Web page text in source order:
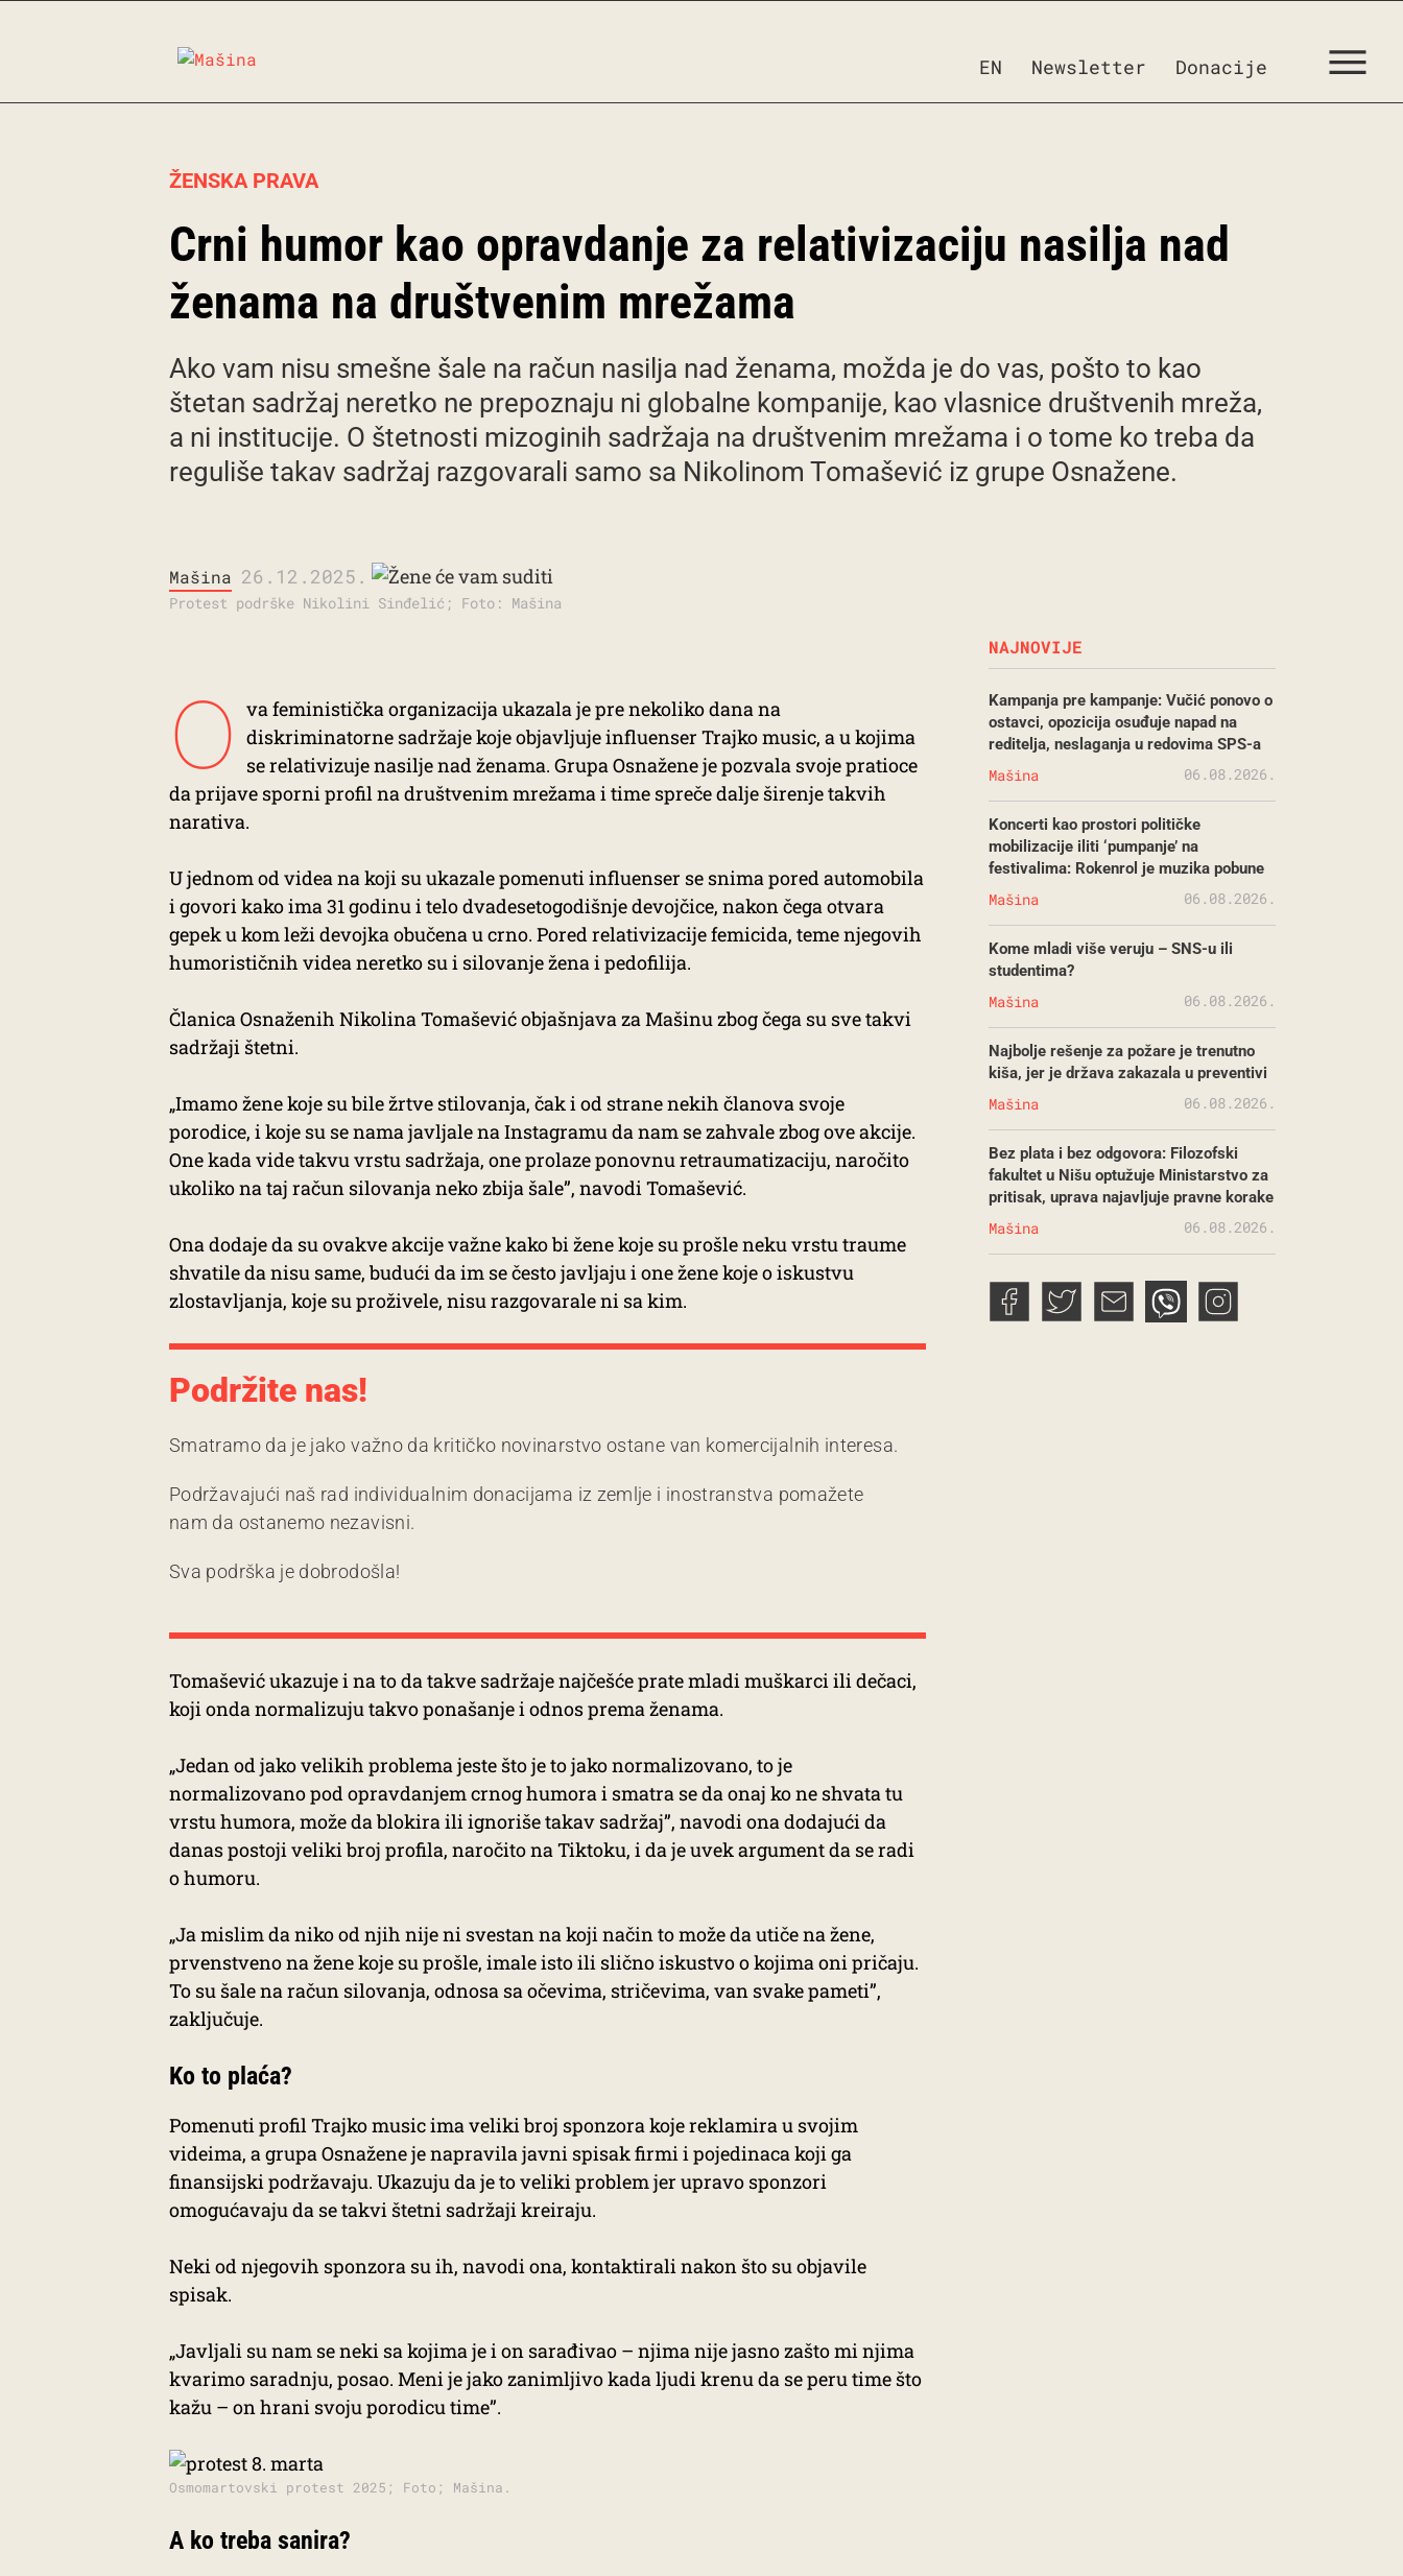
EN Newsletter Donacije
ŽENSKA PRAVA
Crni humor kao opravdanje za relativizaciju nasilja nad
ženama na društvenim mrežama
Ako vam nisu smešne šale na račun nasilja nad ženama, možda je do vas, pošto to kao
štetan sadržaj neretko ne prepoznaju ni globalne kompanije, kao vlasnice društvenih mreža,
a ni institucije. O štetnosti mizoginih sadržaja na društvenim mrežama i o tome ko treba da
reguliše takav sadržaj razgovarali samo sa Nikolinom Tomašević iz grupe Osnažene.
Mašina 26.12.2025.
Protest podrške Nikolini Sinđelić; Foto: Mašina
O va feministička organizacija ukazala je pre nekoliko dana na
diskriminatorne sadržaje koje objavljuje influenser Trajko music, a u kojima
se relativizuje nasilje nad ženama. Grupa Osnažene je pozvala svoje pratioce
da prijave sporni profil na društvenim mrežama i time spreče dalje širenje takvih
narativa.
U jednom od videa na koji su ukazale pomenuti influenser se snima pored automobila
i govori kako ima 31 godinu i telo dvadesetogodišnje devojčice, nakon čega otvara
gepek u kom leži devojka obučena u crno. Pored relativizacije femicida, teme njegovih
humorističnih videa neretko su i silovanje žena i pedofilija.
Članica Osnaženih Nikolina Tomašević objašnjava za Mašinu zbog čega su sve takvi
sadržaji štetni.
„Imamo žene koje su bile žrtve stilovanja, čak i od strane nekih članova svoje
porodice, i koje su se nama javljale na Instagramu da nam se zahvale zbog ove akcije.
One kada vide takvu vrstu sadržaja, one prolaze ponovnu retraumatizaciju, naročito
ukoliko na taj račun silovanja neko zbija šale”, navodi Tomašević.
Ona dodaje da su ovakve akcije važne kako bi žene koje su prošle neku vrstu traume
shvatile da nisu same, budući da im se često javljaju i one žene koje o iskustvu
zlostavljanja, koje su proživele, nisu razgovarale ni sa kim.
Podržite nas!
Smatramo da je jako važno da kritičko novinarstvo ostane van komercijalnih interesa.
Podržavajući naš rad individualnim donacijama iz zemlje i inostranstva pomažete
nam da ostanemo nezavisni.
Sva podrška je dobrodošla!
Tomašević ukazuje i na to da takve sadržaje najčešće prate mladi muškarci ili dečaci,
koji onda normalizuju takvo ponašanje i odnos prema ženama.
„Jedan od jako velikih problema jeste što je to jako normalizovano, to je
normalizovano pod opravdanjem crnog humora i smatra se da onaj ko ne shvata tu
vrstu humora, može da blokira ili ignoriše takav sadržaj”, navodi ona dodajući da
danas postoji veliki broj profila, naročito na Tiktoku, i da je uvek argument da se radi
o humoru.
„Ja mislim da niko od njih nije ni svestan na koji način to može da utiče na žene,
prvenstveno na žene koje su prošle, imale isto ili slično iskustvo o kojima oni pričaju.
To su šale na račun silovanja, odnosa sa očevima, stričevima, van svake pameti”,
zaključuje.
Ko to plaća?
Pomenuti profil Trajko music ima veliki broj sponzora koje reklamira u svojim
videima, a grupa Osnažene je napravila javni spisak firmi i pojedinaca koji ga
finansijski podržavaju. Ukazuju da je to veliki problem jer upravo sponzori
omogućavaju da se takvi štetni sadržaji kreiraju.
Neki od njegovih sponzora su ih, navodi ona, kontaktirali nakon što su objavile
spisak.
„Javljali su nam se neki sa kojima je i on sarađivao – njima nije jasno zašto mi njima
kvarimo saradnju, posao. Meni je jako zanimljivo kada ljudi krenu da se peru time što
kažu – on hrani svoju porodicu time”.
Osmomartovski protest 2025; Foto; Mašina.
A ko treba sanira?
NAJNOVIJE
Kampanja pre kampanje: Vučić ponovo o
ostavci, opozicija osuđuje napad na
reditelja, neslaganja u redovima SPS-a
Mašina 06.08.2026.
Koncerti kao prostori političke
mobilizacije iliti ‘pumpanje’ na
festivalima: Rokenrol je muzika pobune
Mašina 06.08.2026.
Kome mladi više veruju – SNS-u ili
studentima?
Mašina 06.08.2026.
Najbolje rešenje za požare je trenutno
kiša, jer je država zakazala u preventivi
Mašina 06.08.2026.
Bez plata i bez odgovora: Filozofski
fakultet u Nišu optužuje Ministarstvo za
pritisak, uprava najavljuje pravne korake
Mašina 06.08.2026.